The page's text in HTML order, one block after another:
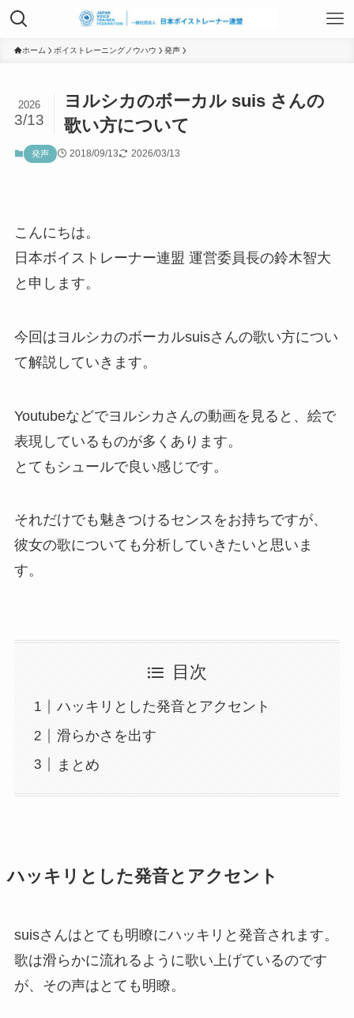
TOP
日本ボイストレーナー連盟資格認定につ
いて
ボイストレーニング勉強会
年間事業計画
よくあるご質問
お問合せ
ホーム ボイストレーニングノウハウ 発声
ヨルシカのボーカル suis さんの
歌い方について
2026
3/13
発声 2018/09/13 2026/03/13
こんにちは。
日本ボイストレーナー連盟 運営委員長の鈴木智大
と申します。
今回はヨルシカのボーカルsuisさんの歌い方につい
て解説していきます。
Youtubeなどでヨルシカさんの動画を見ると、絵で
表現しているものが多くあります。
とてもシュールで良い感じです。
それだけでも魅きつけるセンスをお持ちですが、
彼女の歌についても分析していきたいと思いま
す。
目次
ハッキリとした発音とアクセント
滑らかさを出す
まとめ
ハッキリとした発音とアクセント
suisさんはとても明瞭にハッキリと発音されます。
歌は滑らかに流れるように歌い上げているのです
が、その声はとても明瞭。